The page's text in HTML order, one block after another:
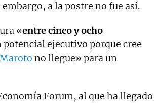
a la postre no fue así.
«entre cinco y ocho
ejecutivo porque cree
no llegue» para un
Forum, al que ha llegado